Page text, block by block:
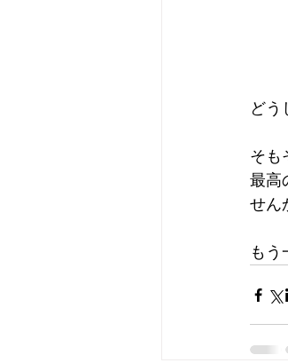
どう
そも
最高
せん
もう